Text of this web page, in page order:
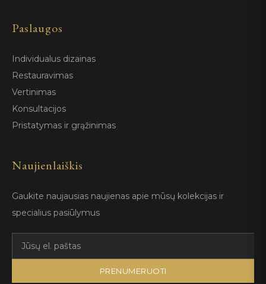
Paslaugos
Individualus dizainas
Restauravimas
Vertinimas
Konsultacijos
Pristatymas ir grąžinimas
Naujienlaiškis
Gaukite naujausias naujienas apie mūsų kolekcijas ir
specialius pasiūlymus
PRENUMERUOTI